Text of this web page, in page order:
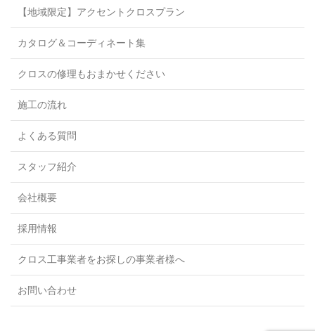
【地域限定】アクセントクロスプラン
カタログ＆コーディネート集
クロスの修理もおまかせください
施工の流れ
よくある質問
スタッフ紹介
会社概要
採用情報
クロス工事業者をお探しの事業者様へ
お問い合わせ